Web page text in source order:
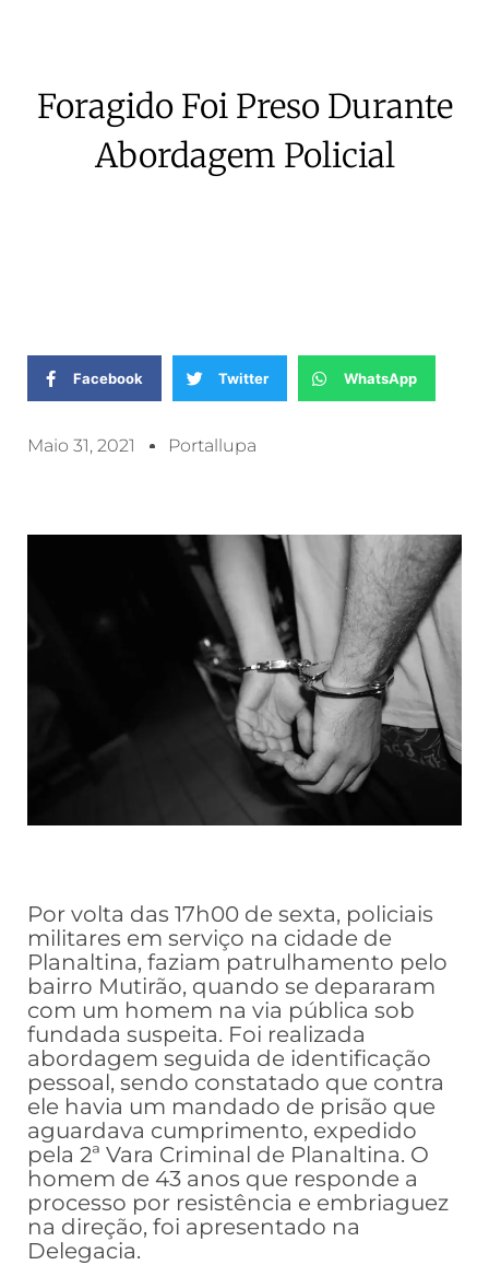
Foragido Foi Preso Durante
Abordagem Policial
Facebook Twitter WhatsApp
Maio 31, 2021 Portallupa
Por volta das 17h00 de sexta, policiais
militares em serviço na cidade de
Planaltina, faziam patrulhamento pelo
bairro Mutirão, quando se depararam
com um homem na via pública sob
fundada suspeita. Foi realizada
abordagem seguida de identificação
pessoal, sendo constatado que contra
ele havia um mandado de prisão que
aguardava cumprimento, expedido
pela 2ª Vara Criminal de Planaltina. O
homem de 43 anos que responde a
processo por resistência e embriaguez
na direção, foi apresentado na
Delegacia.